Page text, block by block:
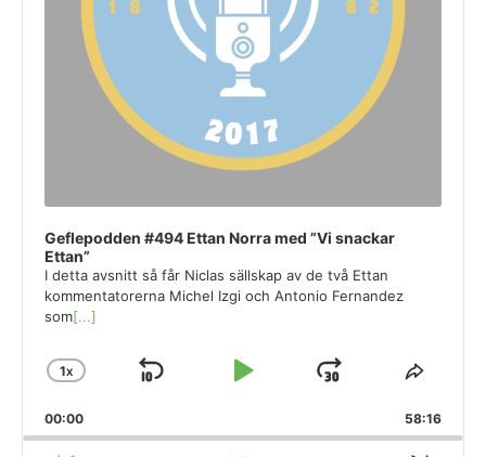
Geflepodden #494 Ettan Norra med ”Vi snackar
Ettan”
I detta avsnitt så får Niclas sällskap av de två Ettan
kommentatorerna Michel Izgi och Antonio Fernandez
som[...]
CHANGE
RATE
1X
SKIP
PLAY JUMP
FORWARD
SHARE
00:00 58:16